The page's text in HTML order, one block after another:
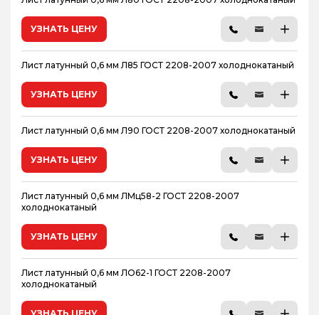
14
15
16
17
18
19
20
21
25
УЗНАТЬ ЦЕНУ
Лист латунный 0,6 мм Л85 ГОСТ 2208-2007 холоднокатаный
УЗНАТЬ ЦЕНУ
Лист латунный 0,6 мм Л90 ГОСТ 2208-2007 холоднокатаный
УЗНАТЬ ЦЕНУ
Лист латунный 0,6 мм ЛМц58-2 ГОСТ 2208-2007
холоднокатаный
УЗНАТЬ ЦЕНУ
Лист латунный 0,6 мм ЛО62-1 ГОСТ 2208-2007
холоднокатаный